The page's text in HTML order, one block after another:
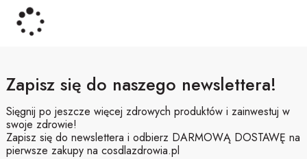
Zapisz się do naszego newslettera!
Sięgnij po jeszcze więcej zdrowych produktów i zainwestuj w
swoje zdrowie!
Zapisz się do newslettera i odbierz DARMOWĄ DOSTAWĘ na
pierwsze zakupy na cosdlazdrowia.pl